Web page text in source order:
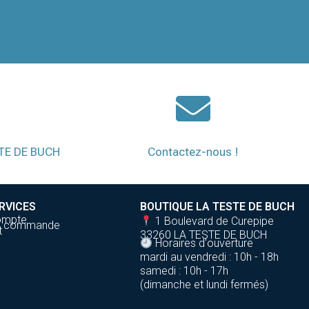
DE BUCH Contactez-nous !
commande
BOUTIQUE LA TESTE DE BUCH
1 Boulevard de Curepipe
33260 LA TESTE DE BUCH
Horaires d'ouverture
mardi au vendredi : 10h - 18h
samedi : 10h - 17h
(dimanche et lundi fermés)